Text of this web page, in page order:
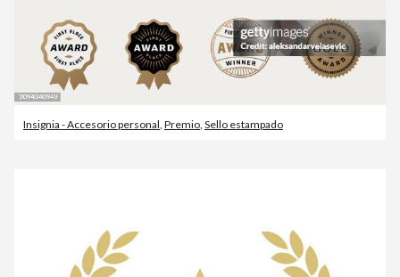
Insignia - Accesorio personal, Premio, Sello estampado